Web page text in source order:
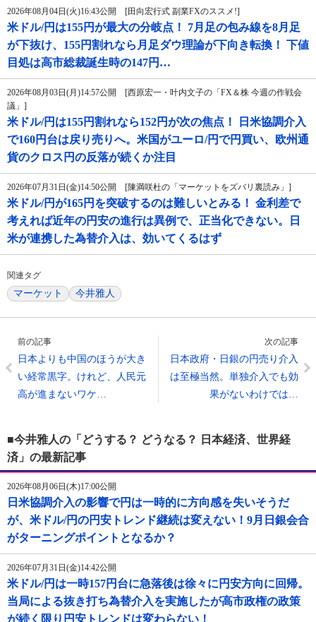
2026年08月04日(火)16:43公開 [田向宏行式 副業FXのススメ!]
米ドル/円は155円が最大の分岐点！ 7月足の包み線を8月足
が下抜け、155円割れなら月足ダウ理論が下向き転換！ 下値
目処は高市総裁誕生時の147円…
2026年08月03日(月)14:57公開 [西原宏一・叶内文子の「FX＆株 今週の作戦会
議」]
米ドル/円は155円割れなら152円が次の焦点！ 日米協調介入
で160円台は戻り売りへ。米国がユーロ/円で円買い、欧州通
貨のクロス円の反落が続くか注目
2026年07月31日(金)14:50公開 [陳満咲杜の「マーケットをズバリ裏読み」]
米ドル/円が165円を突破するのは難しいとみる！ 金利差で
考えれば近年の円安の進行は異例で、正当化できない。日
米が連携した為替介入は、効いてくるはず
関連タグ
マーケット 今井雅人
前の記事
日本よりも中国のほうが大き
い経常黒字。けれど、人民元
高が進まないワケ…
次の記事
日本政府・日銀の円売り介入
は至極当然。単独介入でも効
果がないわけでは…
■今井雅人の「どうする？ どうなる？ 日本経済、世界経
済」の最新記事
2026年08月06日(木)17:00公開
日米協調介入の影響で円は一時的に方向感を失いそうだ
が、米ドル/円の円安トレンド継続は変えない！9月日銀会合
がターニングポイントとなるか？
2026年07月31日(金)14:42公開
米ドル/円は一時157円台に急落後は徐々に円安方向に回帰。
当局による抜き打ち為替介入を実施したが高市政権の政策
が続く限り円安トレンドは変わらない！